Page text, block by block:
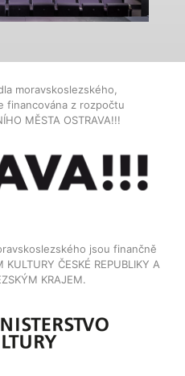
moravskoslezského,
financována z rozpočtu
MĚSTA OSTRAVA!!!
jsou finančně
ČESKÉ REPUBLIKY A
KRAJEM.